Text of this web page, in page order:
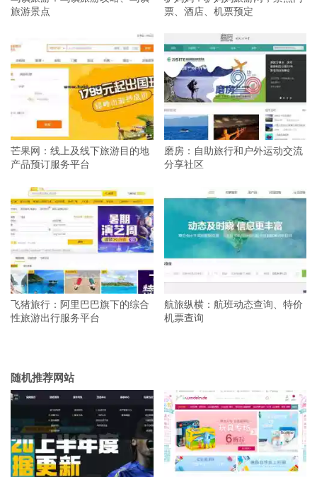
旅游景点
票、酒店、机票预定
芒果网：线上及线下旅游目的地
产品预订服务平台
磨房：自助旅行和户外运动交流
分享社区
飞猪旅行：阿里巴巴旗下的综合
性旅游出行服务平台
航旅纵横：航班动态查询、特价
机票查询
随机推荐网站